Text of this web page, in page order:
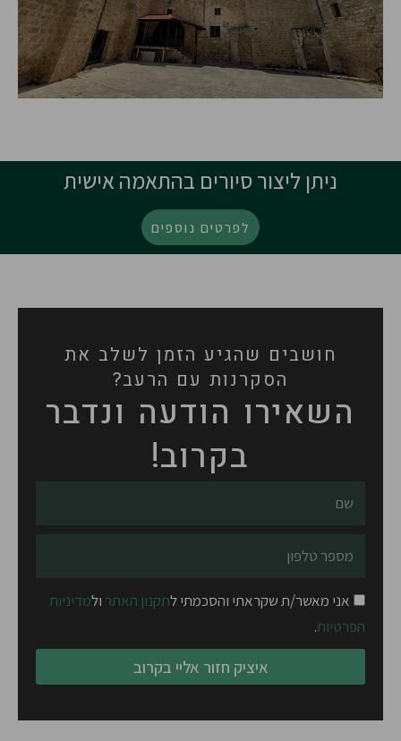
ניתן ליצור סיורים בהתאמה אישית
לפרטים נוספים
חושבים שהגיע הזמן לשלב את
הסקרנות עם הרעב?
השאירו הודעה ונדבר
בקרוב!
אני מאשר/ת שקראתי והסכמתי לתקנון האתר ולמדיניות
הפרטיות.
איציק חזור אליי בקרוב